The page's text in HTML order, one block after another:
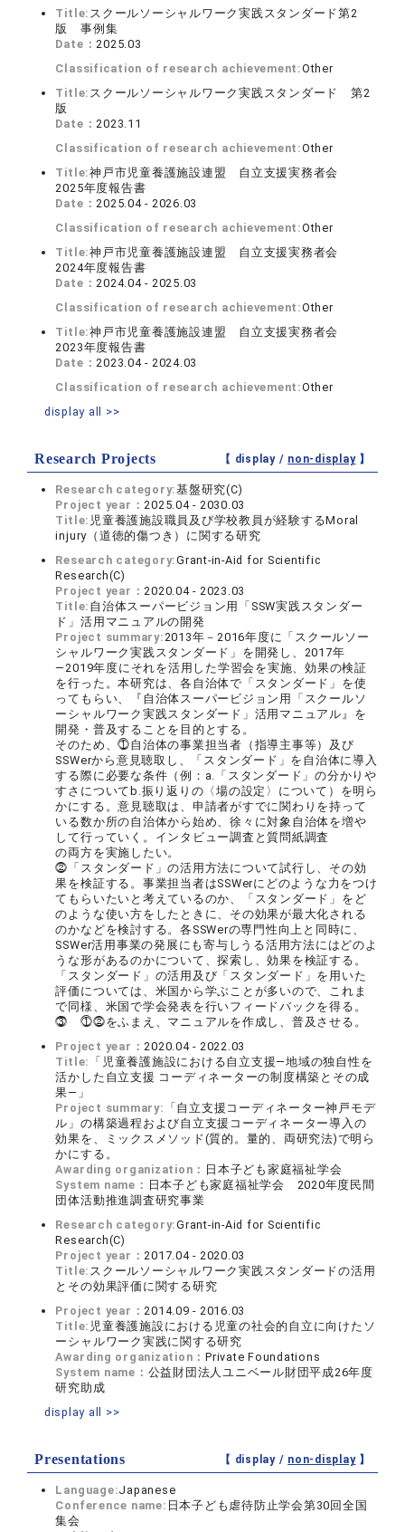
Title: スクールソーシャルワーク実践スタンダード第2
版 事例集
Date：2025.03
Classification of research achievement:Other
Title: スクールソーシャルワーク実践スタンダード 第2
版
Date：2023.11
Classification of research achievement:Other
Title:神戸市児童養護施設連盟 自立支援実務者会
2025年度報告書
Date：2025.04 - 2026.03
Classification of research achievement:Other
Title:神戸市児童養護施設連盟 自立支援実務者会
2024年度報告書
Date：2024.04 - 2025.03
Classification of research achievement:Other
Title:神戸市児童養護施設連盟 自立支援実務者会
2023年度報告書
Date：2023.04 - 2024.03
Classification of research achievement:Other
display all >>
Research Projects 【 display / non-display】
Research category:基盤研究(C)
Project year：2025.04 - 2030.03
Title: 児童養護施設職員及び学校教員が経験するMoral
injury（道徳的傷つき）に関する研究
Research category:Grant-in-Aid for Scientific
Research(C)
Project year：2020.04 - 2023.03
Title: 自治体スーパービジョン用「SSW実践スタンダー
ド」活用マニュアルの開発
Project summary:2013年－2016年度に「スクールソー
シャルワーク実践スタンダード」を開発し、2017年
―2019年度にそれを活用した学習会を実施、効果の検証
を行った。本研究は、各自治体で「スタンダード」を使
ってもらい、『自治体スーパービジョン用「スクールソ
ーシャルワーク実践スタンダード」活用マニュアル』を
開発・普及することを目的とする。
そのため、⓵自治体の事業担当者（指導主事等）及び
SSWerから意見聴取し、「スタンダード」を自治体に導入
する際に必要な条件（例：a.「スタンダード」の分かりや
すさについてb.振り返りの〈場の設定〉について）を明ら
かにする。意見聴取は、申請者がすでに関わりを持って
いる数か所の自治体から始め、徐々に対象自治体を増や
して行っていく。インタビュー調査と質問紙調査
の両方を実施したい。
⓶「スタンダード」の活用方法について試行し、その効
果を検証する。事業担当者はSSWerにどのような力をつけ
てもらいたいと考えているのか、「スタンダード」をど
のような使い方をしたときに、その効果が最大化される
のかなどを検討する。各SSWerの専門性向上と同時に、
SSWer活用事業の発展にも寄与しうる活用方法にはどのよ
うな形があるのかについて、探索し、効果を検証する。
「スタンダード」の活用及び「スタンダード」を用いた
評価については、米国から学ぶことが多いので、これま
で同様、米国で学会発表を行いフィードバックを得る。
⓷ ⓵⓶をふまえ、マニュアルを作成し、普及させる。
Project year：2020.04 - 2022.03
Title: 「児童養護施設における自立支援―地域の独自性を
活かした自立支援 コーディネーターの制度構築とその成
果―」
Project summary: 「自立支援コーディネーター神戸モデ
ル」の構築過程および自立支援コーディネーター導入の
効果を、ミックスメソッド(質的。量的、両研究法)で明ら
かにする。
Awarding organization： 日本子ども家庭福祉学会
System name： 日本子ども家庭福祉学会 2020年度民間
団体活動推進調査研究事業
Research category:Grant-in-Aid for Scientific
Research(C)
Project year：2017.04 - 2020.03
Title: スクールソーシャルワーク実践スタンダードの活用
とその効果評価に関する研究
Project year：2014.09 - 2016.03
Title: 児童養護施設における児童の社会的自立に向けたソ
ーシャルワーク実践に関する研究
Awarding organization：Private Foundations
System name： 公益財団法人ユニベール財団平成26年度
研究助成
display all >>
Presentations 【 display / non-display】
Language:Japanese
Conference name: 日本子ども虐待防止学会第30回全国
集会